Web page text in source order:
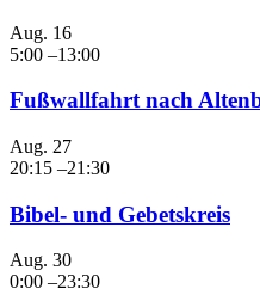
Aug. 16
5:00 –13:00
Fußwallfahrt nach
Aug. 27
20:15 –21:30
Bibel- und Gebetskreis
Aug. 30
0:00 –23:30